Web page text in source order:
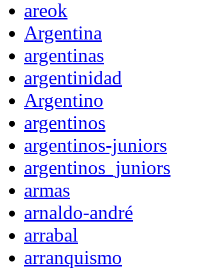
areok
Argentina
argentinas
argentinidad
Argentino
argentinos
argentinos-juniors
argentinos_juniors
armas
arnaldo-andré
arrabal
arranquismo